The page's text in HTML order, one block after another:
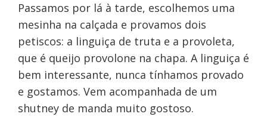
Passamos por lá à tarde, escolhemos uma
mesinha na calçada e provamos dois
petiscos: a linguiça de truta e a provoleta,
que é queijo provolone na chapa. A linguiça é
bem interessante, nunca tínhamos provado
e gostamos. Vem acompanhada de um
shutney de manda muito gostoso.